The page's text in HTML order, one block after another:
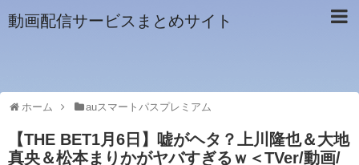
動画配信サービスまとめサイト
ホーム auスマートパスプレミアム
【THE BET1月6日】嘘がヘタ？上川隆也＆大地
真央＆松本まりかがヤバすぎるｗ＜TVer/動画/